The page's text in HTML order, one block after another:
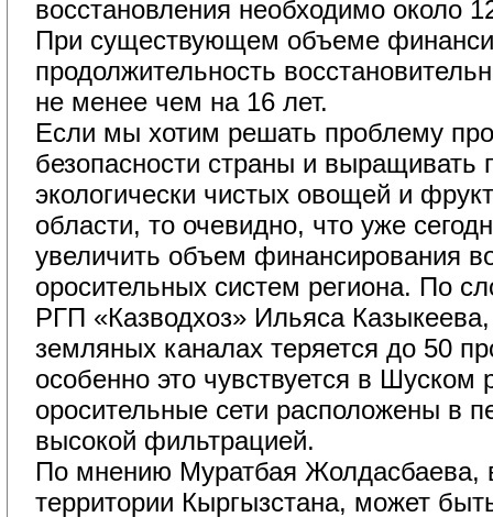
восстановления необходимо около
При существующем объеме
продолжительность
не менее чем на 16 лет.
Если мы хотим решать проблему
безопасности страны и выращивать
экологически чистых овощей и
области, то очевидно, что уже
увеличить объем финансирования
оросительных систем региона. По
РГП «Казводхоз» Ильяса
земляных каналах теряется до 50
особенно это чувствуется в Шуском
оросительные сети расположены в
высокой фильтрацией.
По мнению Муратбая Жолдасбаева,
территории Кыргызстана, может